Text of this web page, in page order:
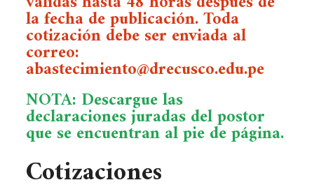
la fecha de publicación. Toda
cotización debe ser enviada al
correo:
abastecimiento@drecusco.edu.pe
NOTA: Descargue las
declaraciones juradas del postor
que se encuentran al pie de página.
Cotizaciones